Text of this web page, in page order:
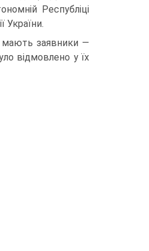
Республіці
України.
мають заявники —
відмовлено у їх